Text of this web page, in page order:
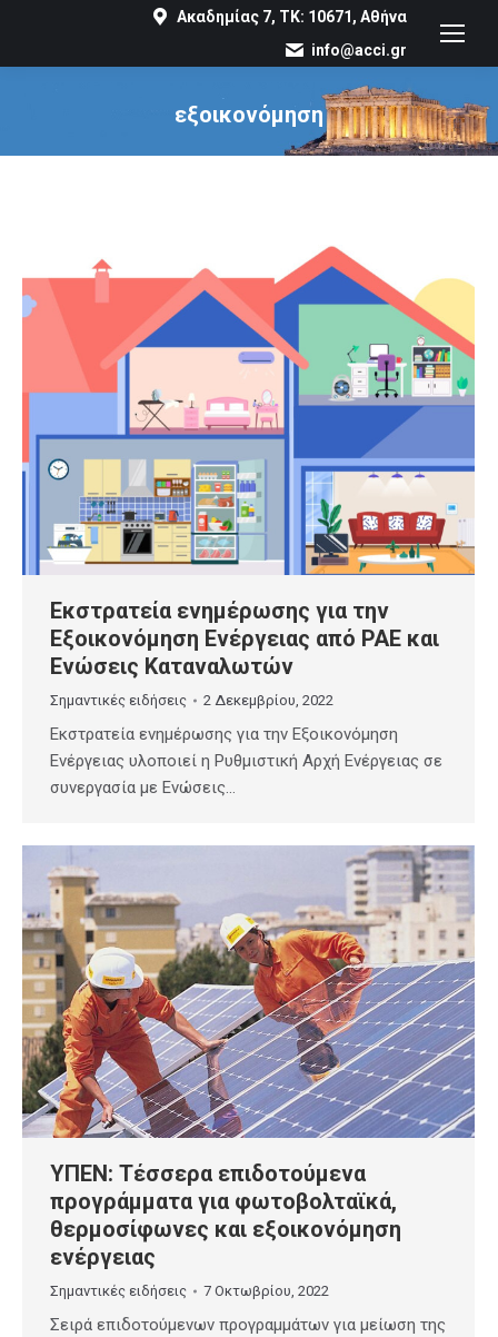
Ακαδημίας 7, ΤΚ: 10671, Αθήνα
info@acci.gr
εξοικονόμηση
You are here:
Εκστρατεία ενημέρωσης για την
Εξοικονόμηση Ενέργειας από ΡΑΕ και
Ενώσεις Καταναλωτών
Σημαντικές ειδήσεις 2 Δεκεμβρίου, 2022
Εκστρατεία ενημέρωσης για την Εξοικονόμηση
Ενέργειας υλοποιεί η Ρυθμιστική Αρχή Ενέργειας σε
συνεργασία με Ενώσεις…
ΥΠΕΝ: Τέσσερα επιδοτούμενα
προγράμματα για φωτοβολταϊκά,
θερμοσίφωνες και εξοικονόμηση
ενέργειας
Σημαντικές ειδήσεις 7 Οκτωβρίου, 2022
Σειρά επιδοτούμενων προγραμμάτων για μείωση της